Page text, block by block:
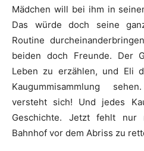
Mädchen will bei ihm in
Das würde doch seine
Routine
beiden doch Freunde. Der
Leben zu erzählen, und Eli
Kaugummisammlung
versteht sich! Und jedes
Geschichte. Jetzt fehlt
Bahnhof vor dem Abriss zu